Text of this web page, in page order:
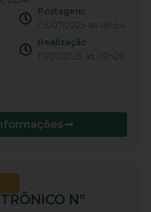
Postagem:
03/07/2025 às 16h54
Realização:
17/07/2025 às 09h29
Nº